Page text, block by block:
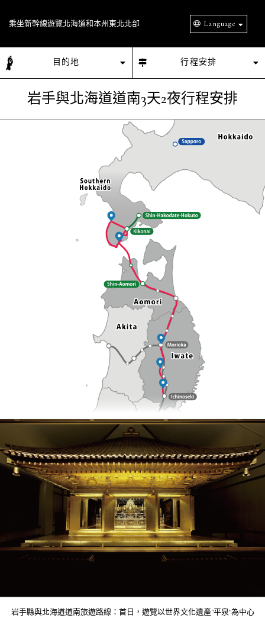
乘坐新幹線遊覽北海道和本州東北北部 Language
目的地 行程安排
岩手與北海道道南3天2夜行程安排
岩手縣與北海道道南旅遊路線：首日，遊覽以世界文化遺產"平泉"為中心